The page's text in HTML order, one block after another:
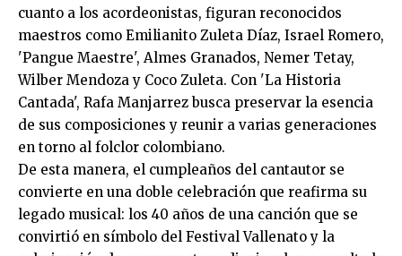
cuanto a los acordeonistas, figuran reconocidos
maestros como Emilianito Zuleta Díaz, Israel Romero,
'Pangue Maestre', Almes Granados, Nemer Tetay,
Wilber Mendoza y Coco Zuleta. Con 'La Historia
Cantada', Rafa Manjarrez busca preservar la esencia
de sus composiciones y reunir a varias generaciones
en torno al folclor colombiano.
De esta manera, el cumpleaños del cantautor se
convierte en una doble celebración que reafirma su
legado musical: los 40 años de una canción que se
convirtió en símbolo del Festival Vallenato y la